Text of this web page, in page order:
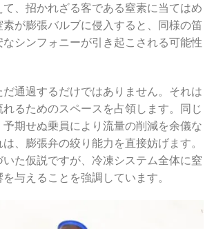
て、招かれざる客である窒素に当てはめ
が膨張バルブに侵入すると、同様の笛
シンフォニーが引き起こされる可能性
だ通過するだけではありません。それは
るためのスペースを占領します。同じ
期せぬ乗員により流量の削減を余儀な
、膨張弁の絞り能力を直接妨げます。
いた仮説ですが、冷凍システム全体に窒
与えることを強調しています。